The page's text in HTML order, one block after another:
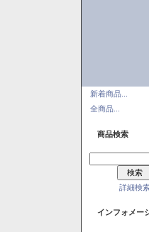
新着商品...
全商品...
商品検索
詳細検
インフォメー